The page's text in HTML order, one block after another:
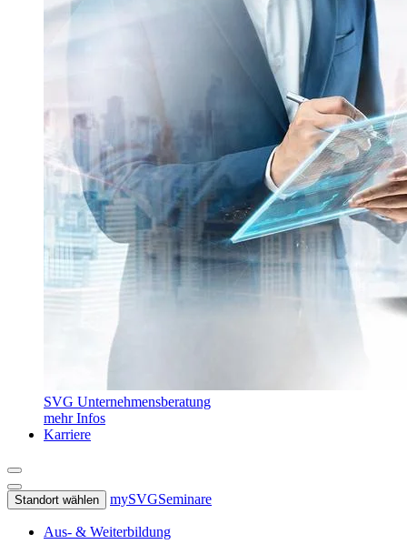
SVG Unternehmensberatung
mehr Infos
Karriere
Standort wählen mySVGSeminare
Aus- & Weiterbildung